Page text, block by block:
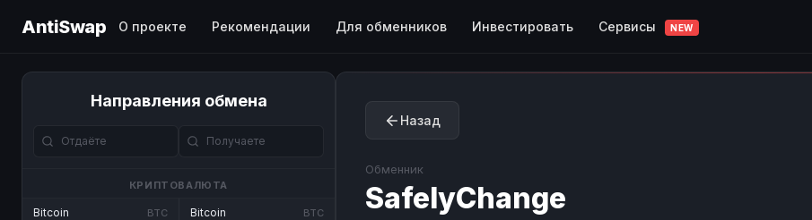
AntiSwap О проекте Рекомендации Для обменников Инвестировать Сервисы NEW
Направления обмена
КРИПТОВАЛЮТА
Bitcoin BTC Bitcoin BTC
Назад
Обменник
SafelyChange